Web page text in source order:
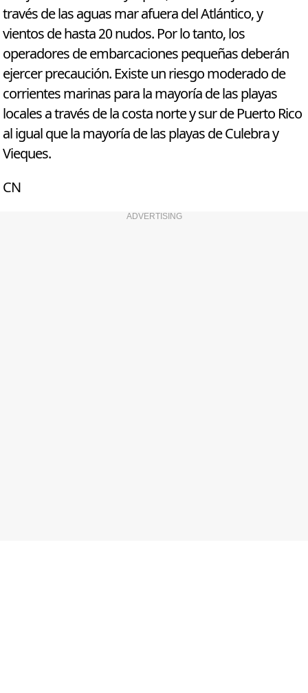
través de las aguas mar afuera del Atlántico, y
vientos de hasta 20 nudos. Por lo tanto, los
operadores de embarcaciones pequeñas deberán
ejercer precaución. Existe un riesgo moderado de
corrientes marinas para la mayoría de las playas
locales a través de la costa norte y sur de Puerto Rico
al igual que la mayoría de las playas de Culebra y
Vieques.
CN
ADVERTISING